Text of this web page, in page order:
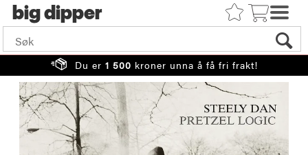
big
Du er 1 500 kroner unna å få fri frakt!